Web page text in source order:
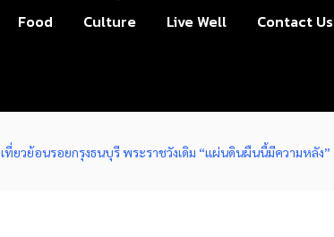
Food Culture Live Well Contact Us
เที่ยวย้อนรอยกรุงธนบุรี พระราชวังเดิม “แผ่นดินผืนนี้มีความหลัง”